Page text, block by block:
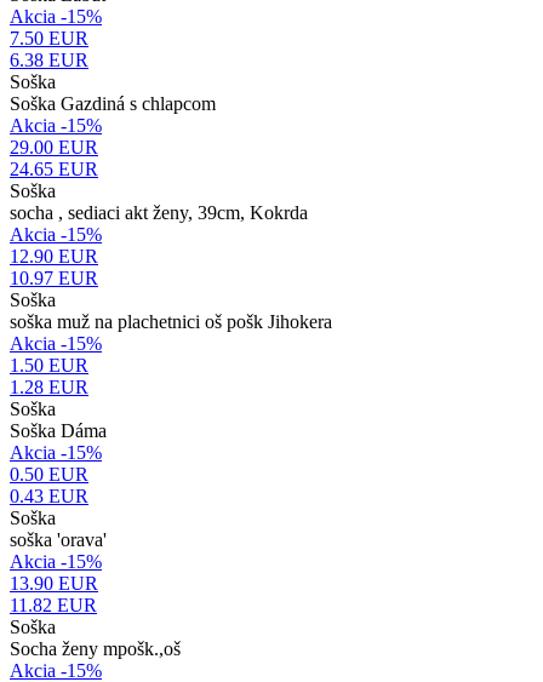
Akcia -15%
7.50 EUR
6.38 EUR
Soška
Soška Gazdiná s chlapcom
Akcia -15%
29.00 EUR
24.65 EUR
Soška
socha , sediaci akt ženy, 39cm, Kokrda
Akcia -15%
12.90 EUR
10.97 EUR
Soška
soška muž na plachetnici oš pošk Jihokera
Akcia -15%
1.50 EUR
1.28 EUR
Soška
Soška Dáma
Akcia -15%
0.50 EUR
0.43 EUR
Soška
soška 'orava'
Akcia -15%
13.90 EUR
11.82 EUR
Soška
Socha ženy mpošk.,oš
Akcia -15%